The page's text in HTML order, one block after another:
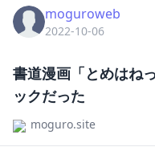
moguroweb
2022-10-06
書道漫画「とめはね
ックだった
moguro.site